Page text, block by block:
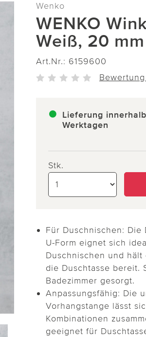
Wenko
WENKO
Weiß, 20 mm
Art.Nr.: 6159600
Lieferung
Werktagen
Stk.
Für Duschnischen: Die
U-Form eignet sich
Duschnischen und
die Duschtasse bereit.
Badezimmer gesorgt.
Anpassungsfähig: Die
Vorhangstange lässt
Kombinationen
geeignet für